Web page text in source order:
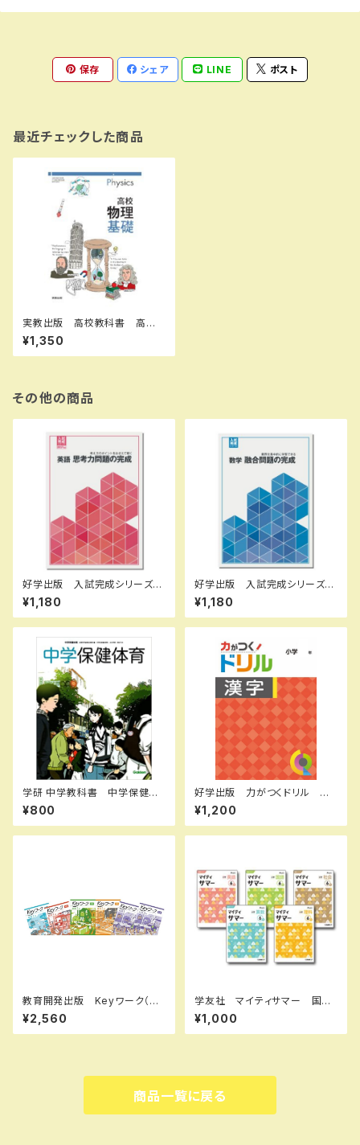
保存 シェア LINE ポスト
最近チェックした商品
実教出版 高校教科書 高校
物理基礎 ［教番：物基704］
新品 ISBN：97844072047
04 ISBN-10：B0D5MPV47
¥1,350
その他の商品
好学出版 入試完成シリーズ
英語 思考力問題の完成 202
6年度版 新品完全セット ISB
N：B0D3B828ZQ ISBN-1
3908975
¥1,180
好学出版 入試完成シリーズ
数学 融合問題の完成 2026
年度版 新品完全セット ISB
N：B0D3B76CWZ ISBN-1
3908966
¥1,180
学研 中学教科書 中学保健体
育 ［教番：保体704］ 新品
ISBN：9784904811764 IS
BN-10：4904811763 SKU：
¥800
好学出版 力がつくドリル 漢
字 小学５年 2026年度版
新品完全セット ISBN：B0D3
CK22P7 ISBN-10：B0D3C
¥1,200
教育開発出版 Keyワーク（キ
ーワーク）＋ Keyテスト（キーテ
スト）2冊セット 公民（ご選択く
ださい） 中3年 2026年度
¥2,560
学友社 マイティサマー 国
語 小4 2025年度版 新品
完全セット ISBN： ISBN-1
0： SKU：004000687
¥1,000
商品一覧に戻る